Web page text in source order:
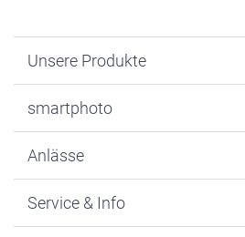
Unsere Produkte
Fotogeschenke
MyNameBook
Fotoabzüge, Fotos als Buch & Poster
smartphoto
Warum smartphoto
Datenschutz
Anlässe
Neujahr
Service & Info